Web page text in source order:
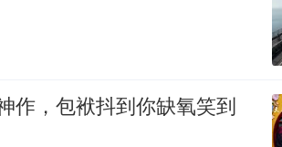
作，包袱抖到你缺氧笑到